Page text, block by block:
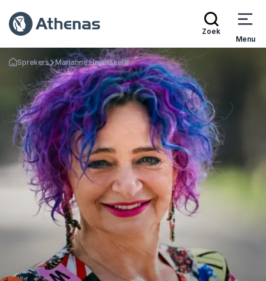
Zoek
Menu
Terug naar de startpagina
Sprekers Marianne Heemskerk